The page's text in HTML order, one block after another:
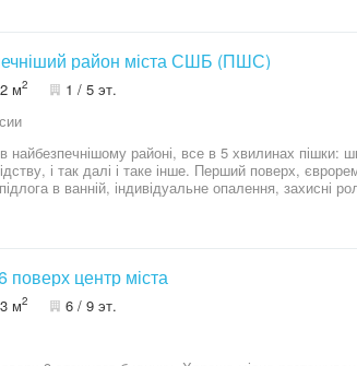
район міста СШБ (ПШС)
м2 1 / 5 эт.
найбезпечнішому районі, все в 5 хвилинах пішки:
і так далі і таке інше. Перший поверх,
в ванній, індивідуальне опалення, захисні
кімнатна квартира 6 поверх центр міста
м2 6 / 9 эт.